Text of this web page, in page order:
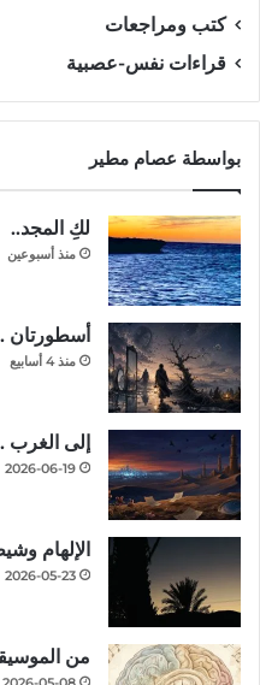
كتب ومراجعات
قراءات نفس-عصبية
بواسطة عصام مطير
لكِ المجد..
منذ أسبوعين
أسطورتان
منذ 4 أسابيع
إلى الغرب
2026-06-19
الإلهام
2026-05-23
من